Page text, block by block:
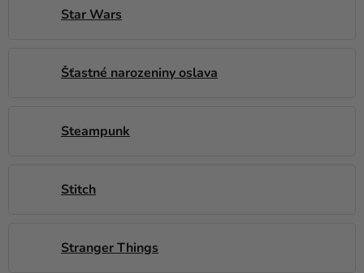
Star Wars
Šťastné narozeniny oslava
Steampunk
Stitch
Stranger Things